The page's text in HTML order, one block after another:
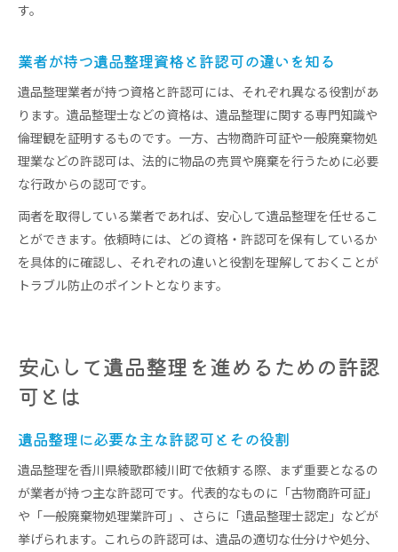
す。
業者が持つ遺品整理資格と許認可の違いを知る
遺品整理業者が持つ資格と許認可には、それぞれ異なる役割があ
ります。遺品整理士などの資格は、遺品整理に関する専門知識や
倫理観を証明するものです。一方、古物商許可証や一般廃棄物処
理業などの許認可は、法的に物品の売買や廃棄を行うために必要
な行政からの認可です。
両者を取得している業者であれば、安心して遺品整理を任せるこ
とができます。依頼時には、どの資格・許認可を保有しているか
を具体的に確認し、それぞれの違いと役割を理解しておくことが
トラブル防止のポイントとなります。
安心して遺品整理を進めるための許認
可とは
遺品整理に必要な主な許認可とその役割
遺品整理を香川県綾歌郡綾川町で依頼する際、まず重要となるの
が業者が持つ主な許認可です。代表的なものに「古物商許可証」
や「一般廃棄物処理業許可」、さらに「遺品整理士認定」などが
挙げられます。これらの許認可は、遺品の適切な仕分けや処分、